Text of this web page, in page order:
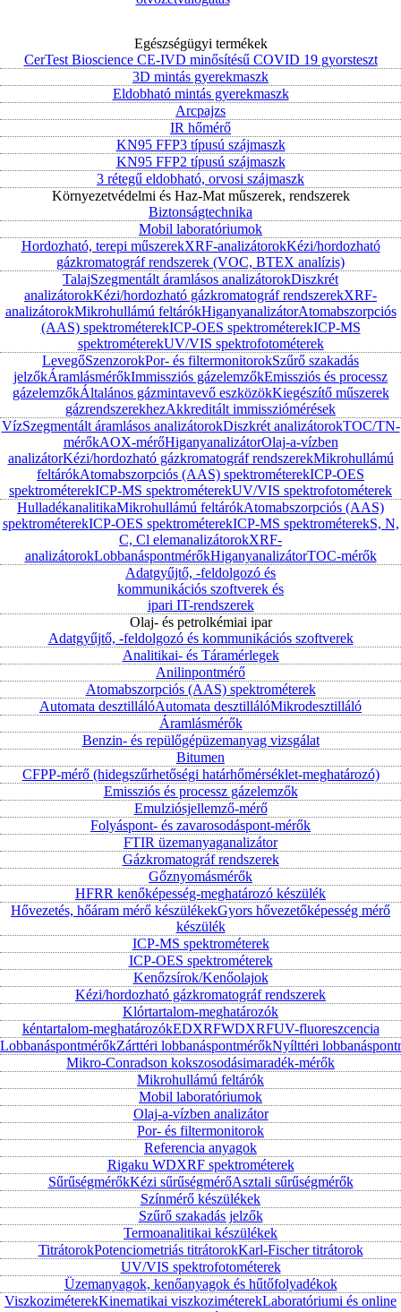
Egészségügyi termékek
CerTest Bioscience CE-IVD minősítésű COVID 19 gyorsteszt
3D mintás gyerekmaszk
Eldobható mintás gyerekmaszk
Arcpajzs
IR hőmérő
KN95 FFP3 típusú szájmaszk
KN95 FFP2 típusú szájmaszk
3 rétegű eldobható, orvosi szájmaszk
Környezetvédelmi és Haz-Mat műszerek, rendszerek
Biztonságtechnika
Mobil laboratóriumok
Hordozható, terepi műszerekXRF-analizátorokKézi/hordozható
gázkromatográf rendszerek (VOC, BTEX analízis)
TalajSzegmentált áramlásos analizátorokDiszkrét
analizátorokKézi/hordozható gázkromatográf rendszerekXRF-
analizátorokMikrohullámú feltárókHiganyanalizátorAtomabszorpciós
(AAS) spektrométerekICP-OES spektrométerekICP-MS
spektrométerekUV/VIS spektrofotométerek
LevegőSzenzorokPor- és filtermonitorokSzűrő szakadás
jelzőkÁramlásmérőkImmissziós gázelemzőkEmissziós és processz
gázelemzőkÁltalános gázmintavevő eszközökKiegészítő műszerek
gázrendszerekhezAkkreditált immissziómérések
VízSzegmentált áramlásos analizátorokDiszkrét analizátorokTOC/TN-
mérőkAOX-mérőHiganyanalizátorOlaj-a-vízben
analizátorKézi/hordozható gázkromatográf rendszerekMikrohullámú
feltárókAtomabszorpciós (AAS) spektrométerekICP-OES
spektrométerekICP-MS spektrométerekUV/VIS spektrofotométerek
HulladékanalitikaMikrohullámú feltárókAtomabszorpciós (AAS)
spektrométerekICP-OES spektrométerekICP-MS spektrométerekS, N,
C, Cl elemanalizátorokXRF-
analizátorokLobbanáspontmérőkHiganyanalizátorTOC-mérők
Adatgyűjtő, -feldolgozó és
kommunikációs szoftverek és
ipari IT-rendszerek
Olaj- és petrolkémiai ipar
Adatgyűjtő, -feldolgozó és kommunikációs szoftverek
Analitikai- és Táramérlegek
Anilinpontmérő
Atomabszorpciós (AAS) spektrométerek
Automata desztillálóAutomata desztillálóMikrodesztilláló
Áramlásmérők
Benzin- és repülőgépüzemanyag vizsgálat
Bitumen
CFPP-mérő (hidegszűrhetőségi határhőmérséklet-meghatározó)
Emissziós és processz gázelemzők
Emulziósjellemző-mérő
Folyáspont- és zavarosodáspont-mérők
FTIR üzemanyaganalizátor
Gázkromatográf rendszerek
Gőznyomásmérők
HFRR kenőképesség-meghatározó készülék
Hővezetés, hőáram mérő készülékekGyors hővezetőképesség mérő
készülék
ICP-MS spektrométerek
ICP-OES spektrométerek
Kenőzsírok/Kenőolajok
Kézi/hordozható gázkromatográf rendszerek
Klórtartalom-meghatározók
kéntartalom-meghatározókEDXRFWDXRFUV-fluoreszcencia
LobbanáspontmérőkZárttéri lobbanáspontmérőkNyílttéri
Mikro-Conradson kokszosodásimaradék-mérők
Mikrohullámú feltárók
Mobil laboratóriumok
Olaj-a-vízben analizátor
Por- és filtermonitorok
Referencia anyagok
Rigaku WDXRF spektrométerek
SűrűségmérőkKézi sűrűségmérőAsztali sűrűségmérők
Színmérő készülékek
Szűrő szakadás jelzők
Termoanalitikai készülékek
TitrátorokPotenciometriás titrátorokKarl-Fischer titrátorok
UV/VIS spektrofotométerek
Üzemanyagok, kenőanyagok és hűtőfolyadékok
ViszkoziméterekKinematikai viszkoziméterekLaboratóriumi és online